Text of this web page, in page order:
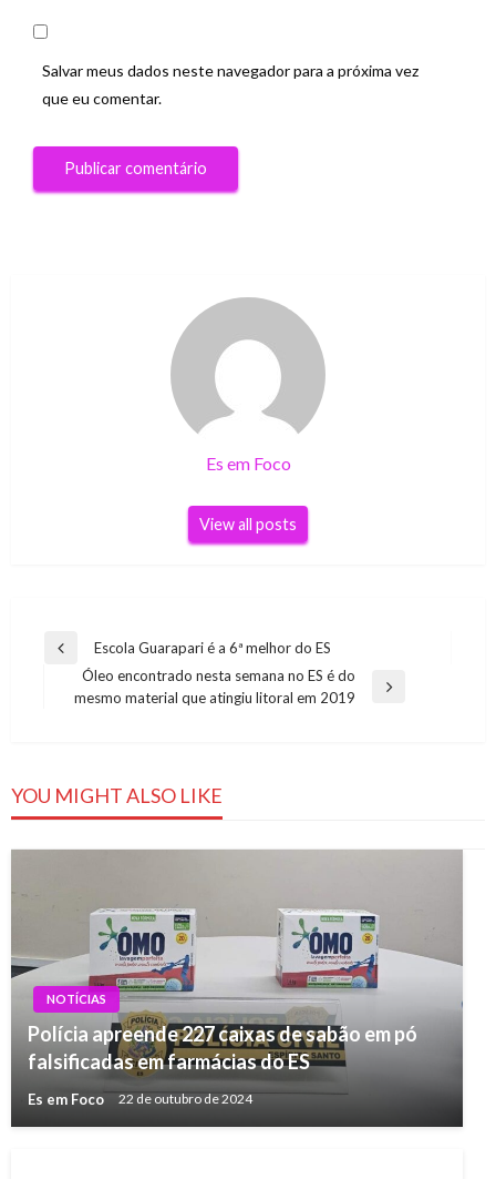
Salvar meus dados neste navegador para a próxima vez
que eu comentar.
Es em Foco
View all posts
Navegação
Post
Previous
Escola Guarapari é a 6ª melhor do ES
Next
Óleo encontrado nesta semana no ES é do
mesmo material que atingiu litoral em 2019
YOU MIGHT ALSO LIKE
NOTÍCIAS
Polícia apreende 227 caixas de sabão em pó
falsificadas em farmácias do ES
Es em Foco 22 de outubro de 2024